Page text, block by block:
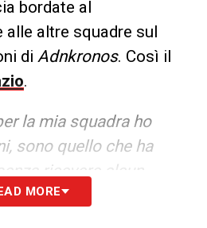
bordate al
alle altre squadre sul
di Adnkronos. Così il
.
la mia squadra ho
sono quello che ha
ricevere alcun
posizione. Altri invece
MORE